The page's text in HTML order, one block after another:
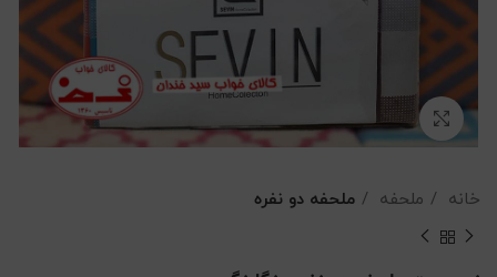
بزرگنمایی تصویر
خانه ملحفه ملحفه دو نفره